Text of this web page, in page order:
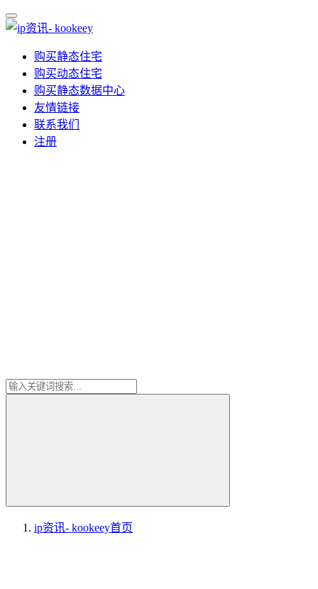
购买静态住宅
购买动态住宅
购买静态数据中心
友情链接
联系我们
注册
ip资讯- kookeey首页